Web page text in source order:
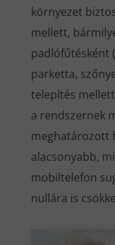
környezet
mellett,
padlófűtésként
parketta,
telepítés
a rendszernek
meghatározott
alacsonyabb,
mobiltelefon
nullára is